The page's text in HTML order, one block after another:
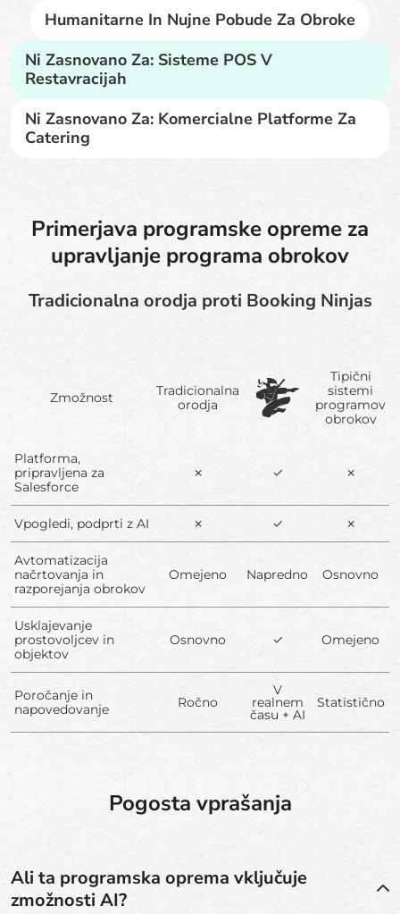
Humanitarne In Nujne Pobude Za Obroke
Ni Zasnovano Za: Sisteme POS V
Restavracijah
Ni Zasnovano Za: Komercialne Platforme Za
Catering
Primerjava programske opreme za
upravljanje programa obrokov
Tradicionalna orodja proti Booking Ninjas
Zmožnost
Tradicionalna
orodja
Tipični
sistemi
programov
obrokov
Platforma,
pripravljena za
Salesforce
✗ ✓ ✗
Vpogledi, podprti z AI ✗ ✓ ✗
Avtomatizacija
načrtovanja in
razporejanja obrokov
Omejeno Napredno Osnovno
Usklajevanje
prostovoljcev in
objektov
Osnovno ✓ Omejeno
Poročanje in
napovedovanje
Ročno
V
realnem
času + AI
Statistično
Pogosta vprašanja
Ali ta programska oprema vključuje
zmožnosti AI?